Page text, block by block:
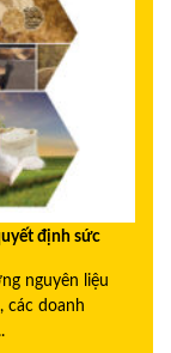
định sức
nguyên liệu
các doanh